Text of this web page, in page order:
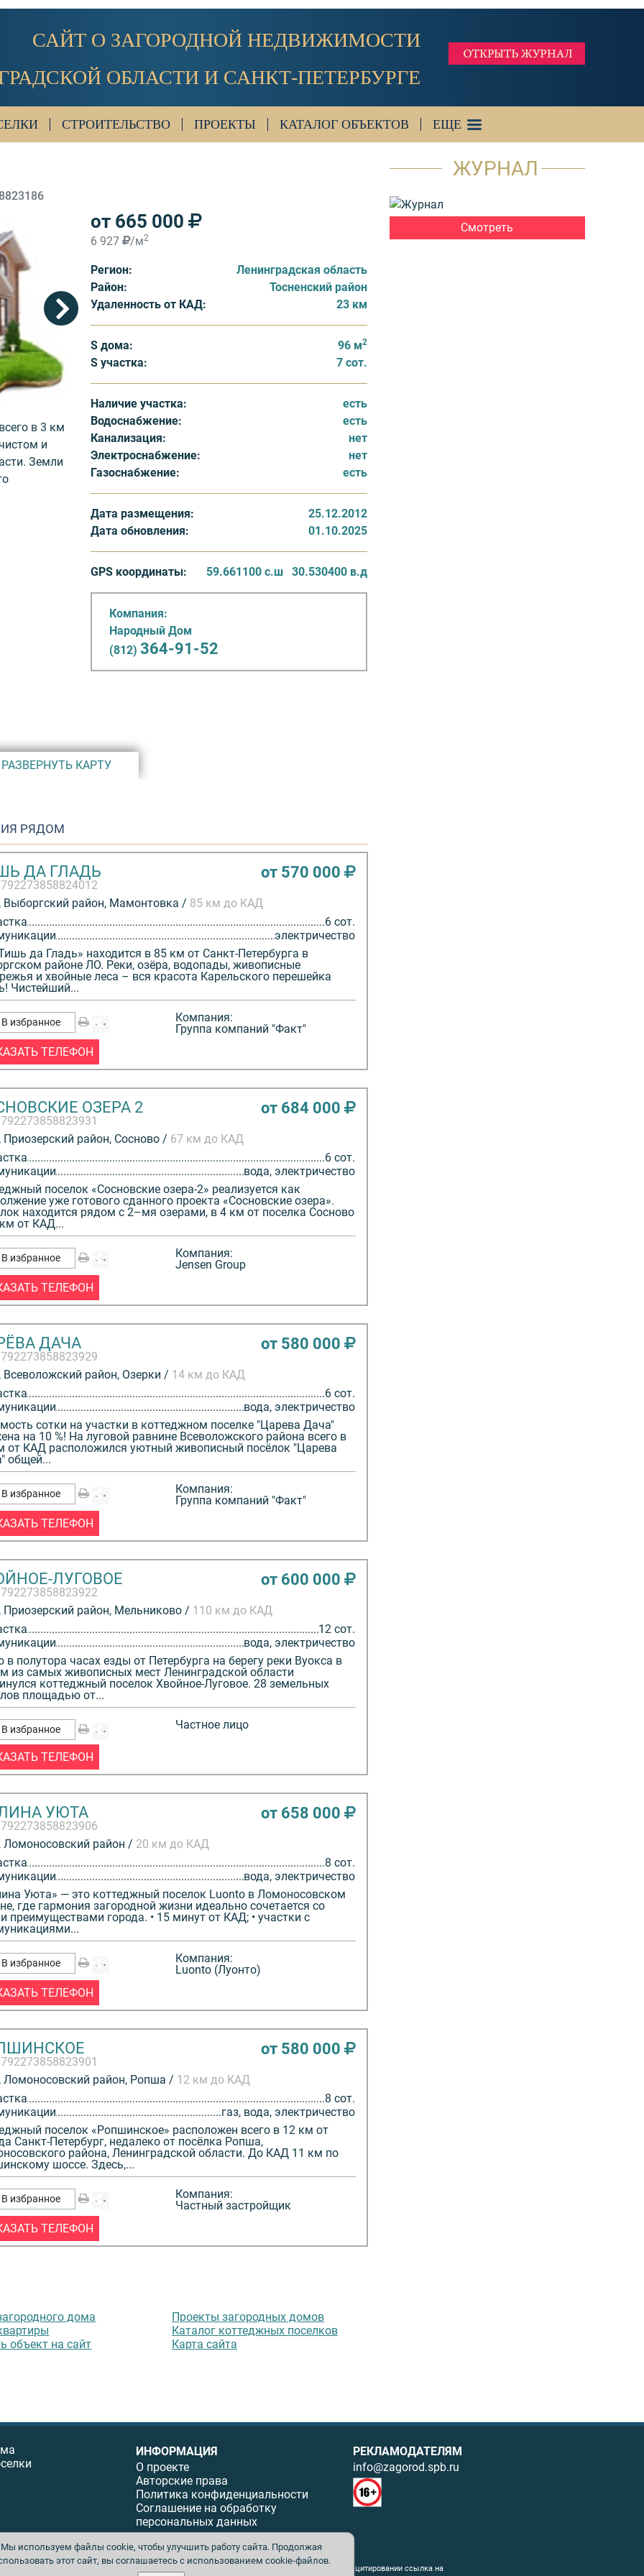
САЙТ О ЗАГОРОДНОЙ НЕДВИЖИМОСТИ
ОБЛАСТИ И САНКТ-ПЕТЕРБУРГЕ
СТРОИТЕЛЬСТВО ПРОЕКТЫ КАТАЛОГ ОБЪЕКТОВ ЕЩЕ
в 3 км
и
Земли
пункта:
и
от 665 000
6 927 /м2
Регион:
Ленинградская область
Район:
Тосненский район
Удаленность от КАД:
23 км
S дома: 96 м2
S участка: 7 сот.
Наличие участка:
есть
Водоснабжение:
есть
Канализация:
нет
Электроснабжение:
нет
Газоснабжение:
есть
Дата размещения:
25.12.2012
Дата обновления:
01.10.2025
GPS координаты: 59.661100 с.ш 30.530400 в.д
Компания:
Народный Дом
(812) 364-91-52
РАЗВЕРНУТЬ КАРТУ
РЯДОМ
ДА ГЛАДЬ от 570 000
район, Мамонтовка / 85 км до КАД
6 сот.
электричество
да Гладь» находится в 85 км от Санкт-Петербурга в
районе ЛО. Реки, озёра, водопады, живописные
и хвойные леса – вся красота Карельского перешейка
Чистейший...
В избранное
Компания:
Группа компаний "Факт"
ТЕЛЕФОН
ОЗЕРА 2 от 684 000
район, Сосново / 67 км до КАД
6 сот.
вода, электричество
поселок «Сосновские озера-2» реализуется как
уже готового сданного проекта «Сосновские озера».
находится рядом с 2–мя озерами, в 4 км от поселка Сосново
от КАД...
В избранное
Компания:
Jensen Group
ТЕЛЕФОН
ДАЧА от 580 000
район, Озерки / 14 км до КАД
6 сот.
вода, электричество
сотки на участки в коттеджном поселке "Царева Дача"
на 10 %! На луговой равнине Всеволожского района всего в
от КАД расположился уютный живописный посёлок "Царева
общей...
В избранное
Компания:
Группа компаний "Факт"
ТЕЛЕФОН
ЛУГОВОЕ от 600 000
район, Мельниково / 110 км до КАД
12 сот.
вода, электричество
в полутора часах езды от Петербурга на берегу реки Вуокса в
из самых живописных мест Ленинградской области
коттеджный поселок Хвойное-Луговое. 28 земельных
площадью от...
В избранное Частное лицо
ТЕЛЕФОН
УЮТА от 658 000
район / 20 км до КАД
8 сот.
вода, электричество
Уюта» — это коттеджный поселок Luonto в Ломоносовском
где гармония загородной жизни идеально сочетается со
преимуществами города. • 15 минут от КАД; • участки с
В избранное
Компания:
Luonto (Луонто)
ТЕЛЕФОН
от 580 000
район, Ропша / 12 км до КАД
8 сот.
газ, вода, электричество
поселок «Ропшинское» расположен всего в 12 км от
Санкт-Петербург, недалеко от посёлка Ропша,
района, Ленинградской области. До КАД 11 км по
шоссе. Здесь,...
В избранное
Компания:
Частный застройщик
ТЕЛЕФОН
дома
объект на сайт
Проекты загородных домов
Каталог коттеджных поселков
Карта сайта
ЖУРНАЛ
Смотреть
ИНФОРМАЦИЯ
О проекте
Авторские права
Политика конфиденциальности
Соглашение на обработку
персональных данных
РЕКЛАМОДАТЕЛЯМ
info@zagorod.spb.ru
материалов данного сайта возможна только с письменного разрешения. При цитировании ссылка на
Мы используем файлы cookie, чтобы улучшить работу сайта. Продолжая
этот сайт, вы соглашаетесь с использованием cookie-файлов.